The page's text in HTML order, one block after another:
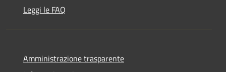
Leggi le FAQ
Amministrazione trasparente